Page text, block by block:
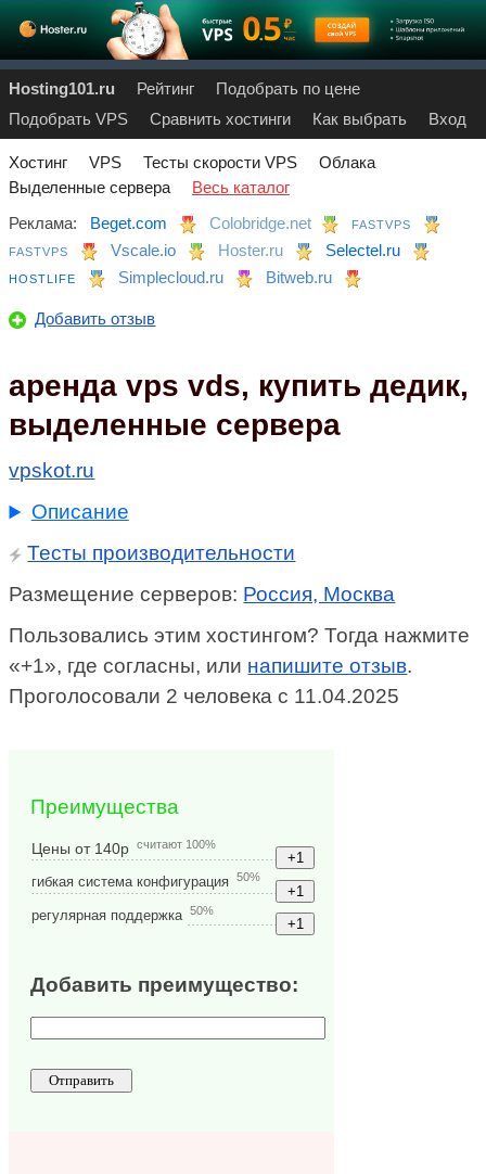
Hosting101.ru Рейтинг
Подобрать по цене
Подобрать VPS
Сравнить хостинги Как выбрать Вход
Хостинг VPS Тесты скорости VPS
Облака
Выделенные сервера
Весь каталог
Реклама:
Beget.com Colobridge.net FASTVPS
FASTVPS Vscale.io Hoster.ru Selectel.ru
HOSTLIFE Simplecloud.ru Bitweb.ru
Добавить отзыв
аренда vps vds, купить дедик,
выделенные сервера
vpskot.ru
Описание
Тесты производительности
Размещение серверов: Россия, Москва
Пользовались этим хостингом? Тогда нажмите
«+1», где согласны, или напишите отзыв.
Проголосовали 2 человека с 11.04.2025
Преимущества
Цены от 140р считают 100%
гибкая система конфигурация 50%
регулярная поддержка 50%
Добавить преимущество: